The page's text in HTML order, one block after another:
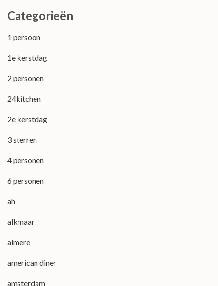
Categorieën
1 persoon
1e kerstdag
2 personen
24kitchen
2e kerstdag
3 sterren
4 personen
6 personen
ah
alkmaar
almere
american diner
amsterdam